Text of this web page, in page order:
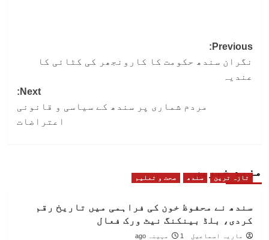
Post
navigation
Previous:
نگران سندھ حکومت کا کارونجھر کی کٹائی کا
عندیہ
Next:
مردم شماری پر سندھ کے سیاسی و قانونی
اعتراضات
مزید خبریں
تازہ ترین سندھ صحت و تعلیم
سندھ نے محفوظ خون کی فراہمی میں تاریخ رقم
کردی، بلڈ بینکنگ نیٹ ورک فعال
ماریہ اسماعیل 1 مہینہ ago